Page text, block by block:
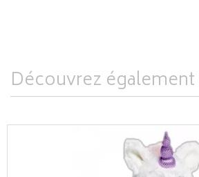
Découvrez également